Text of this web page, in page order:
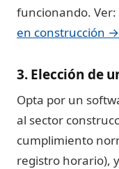
funcionando. Ver:
en construcción →
3. Elección de
Opta por un
al sector
cumplimiento
registro horario),